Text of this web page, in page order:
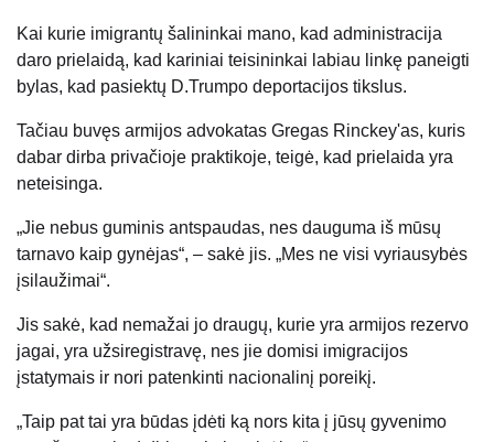
Kai kurie imigrantų šalininkai mano, kad administracija
daro prielaidą, kad kariniai teisininkai labiau linkę paneigti
bylas, kad pasiektų D.Trumpo deportacijos tikslus.
Tačiau buvęs armijos advokatas Gregas Rinckey'as, kuris
dabar dirba privačioje praktikoje, teigė, kad prielaida yra
neteisinga.
„Jie nebus guminis antspaudas, nes dauguma iš mūsų
tarnavo kaip gynėjas“, – sakė jis. „Mes ne visi vyriausybės
įsilaužimai“.
Jis sakė, kad nemažai jo draugų, kurie yra armijos rezervo
jagai, yra užsiregistravę, nes jie domisi imigracijos
įstatymais ir nori patenkinti nacionalinį poreikį.
„Taip pat tai yra būdas įdėti ką nors kita į jūsų gyvenimo